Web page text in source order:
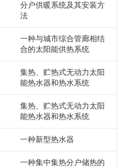
分户供暖系统及其安装方
法
一种与城市综合管廊相结
合的太阳能供热系统
集热、贮热式无动力太阳
能热水器和热水系统
集热、贮热式无动力太阳
能热水器和热水系统
一种新型热水器
一种集中集热分户储热的